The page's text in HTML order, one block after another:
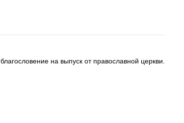
на выпуск от православной церкви.